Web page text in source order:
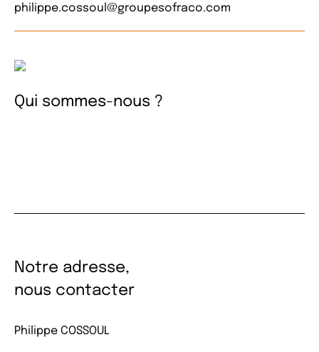
philippe.cossoul@groupesofraco.com
Qui sommes-nous ?
Notre adresse,
nous contacter
Philippe COSSOUL